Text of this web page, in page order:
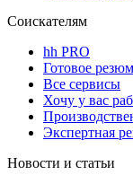
Соискателям
hh PRO
Готовое
Все сервисы
Хочу у вас
Экспертная
Новости и статьи